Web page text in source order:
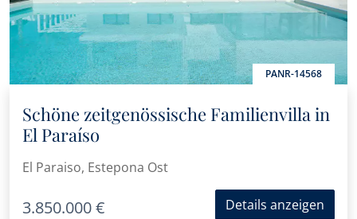
PANR-14568
Schöne zeitgenössische Familienvilla in
El Paraíso
El Paraiso, Estepona Ost
3.850.000 € Details anzeigen